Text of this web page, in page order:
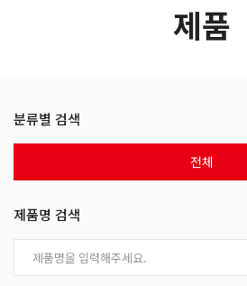
제품
분류별 검색
전체
제품명 검색